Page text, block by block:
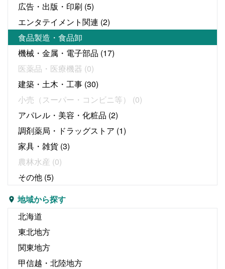
広告・出版・印刷 (5)
エンタテイメント関連 (2)
食品製造・食品卸
機械・金属・電子部品 (17)
医薬品・医療機器 (0)
建築・土木・工事 (30)
小売（スーパー・コンビニ等）
(0)
アパレル・美容・化粧品 (2)
調剤薬局・ドラッグストア (1)
家具・雑貨 (3)
農林水産 (0)
その他 (5)
地域から探す
北海道
東北地方
関東地方
甲信越・北陸地方